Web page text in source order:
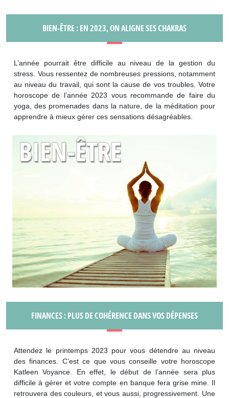
BIEN-ÊTRE : EN 2023, ON ALIGNE SES CHAKRAS
L’année pourrait être difficile au niveau de la gestion du
stress. Vous ressentez de nombreuses pressions, notamment
au niveau du travail, qui sont la cause de vos troubles. Votre
horoscope de l’année 2023 vous recommande de faire du
yoga, des promenades dans la nature, de la méditation pour
apprendre à mieux gérer ces sensations désagréables.
FINANCES : PLUS DE COHÉRENCE DANS VOS DÉPENSES
Attendez le printemps 2023 pour vous détendre au niveau
des finances. C’est ce que vous conseille votre horoscope
Katleen Voyance. En effet, le début de l’année sera plus
difficile à gérer et votre compte en banque fera grise mine. Il
retrouvera des couleurs, et vous aussi, progressivement. Une